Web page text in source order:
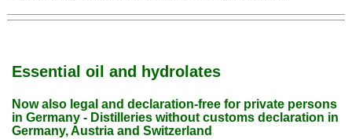
Essential oil and hydrolates
Now also legal and declaration-free for private persons
in Germany - Distilleries without customs declaration in
Germany, Austria and Switzerland